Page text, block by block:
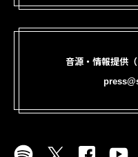
音源・情報提供